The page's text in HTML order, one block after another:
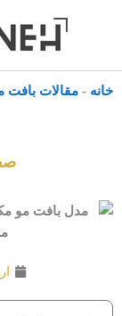
خانه - مقالات بافت